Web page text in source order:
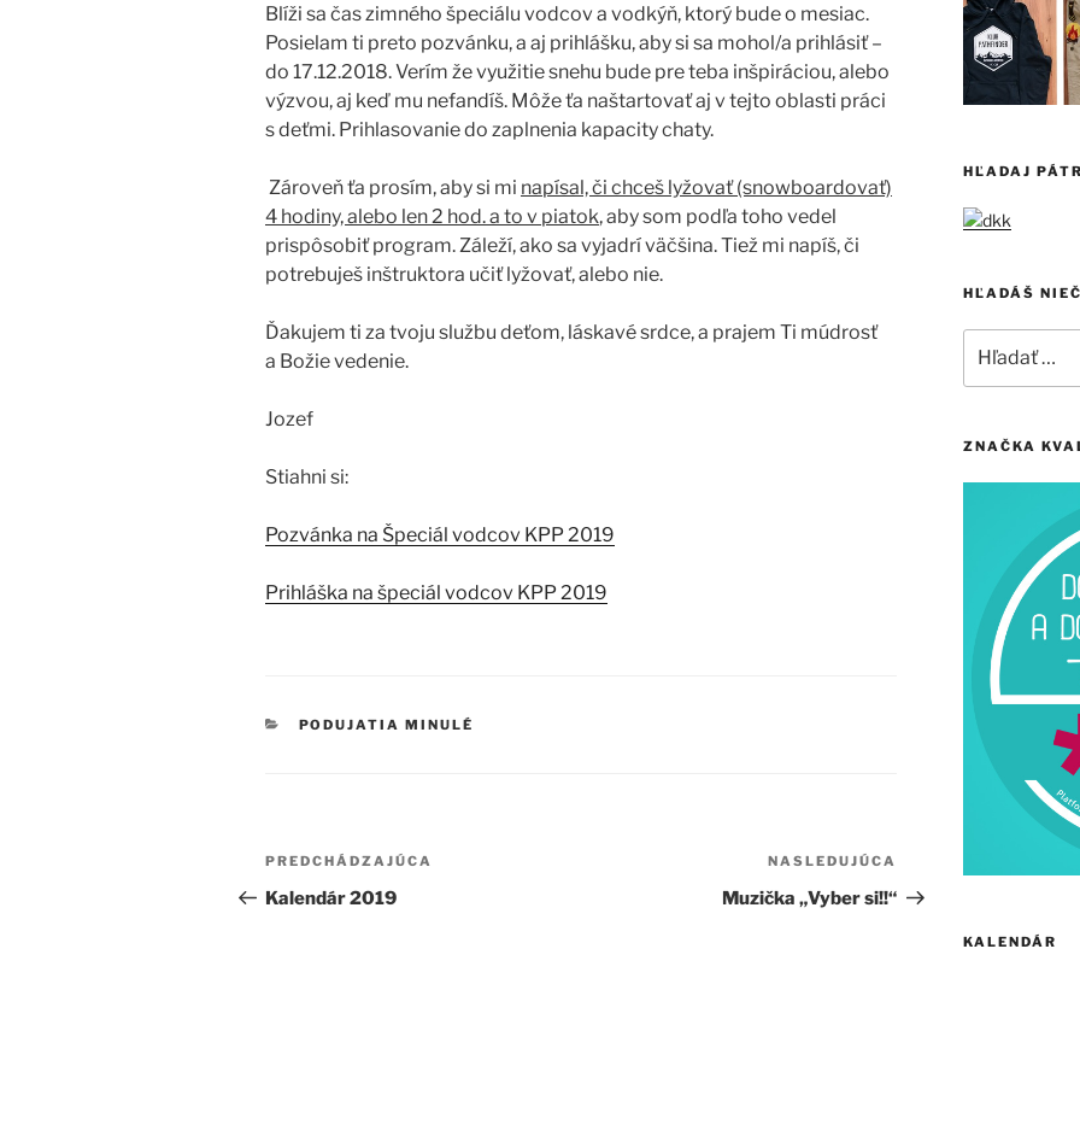
Blíži sa čas zimného špeciálu vodcov a vodkýň, ktorý bude o mesiac.
Posielam ti preto pozvánku, a aj prihlášku, aby si sa mohol/a prihlásiť –
do 17.12.2018. Verím že využitie snehu bude pre teba inšpiráciou, alebo
výzvou, aj keď mu nefandíš. Môže ťa naštartovať aj v tejto oblasti práci
s deťmi. Prihlasovanie do zaplnenia kapacity chaty.
Zároveň ťa prosím, aby si mi napísal, či chceš lyžovať (snowboardovať)
4 hodiny, alebo len 2 hod. a to v piatok, aby som podľa toho vedel
prispôsobiť program. Záleží, ako sa vyjadrí väčšina. Tiež mi napíš, či
potrebuješ inštruktora učiť lyžovať, alebo nie.
Ďakujem ti za tvoju službu deťom, láskavé srdce, a prajem Ti múdrosť
a Božie vedenie.
Jozef
Stiahni si:
Pozvánka na Špeciál vodcov KPP 2019
Prihláška na špeciál vodcov KPP 2019
KATEGÓRIE
PODUJATIA MINULÉ
Navigácia
v
Predchádzajúci
článok
PREDCHÁDZAJÚCA
Kalendár 2019
článok
NASLEDUJÚCA
Muzička „Vyber si!!“
HĽADAJ
HĽADÁŠ
ZNAČKA
KALENDÁR